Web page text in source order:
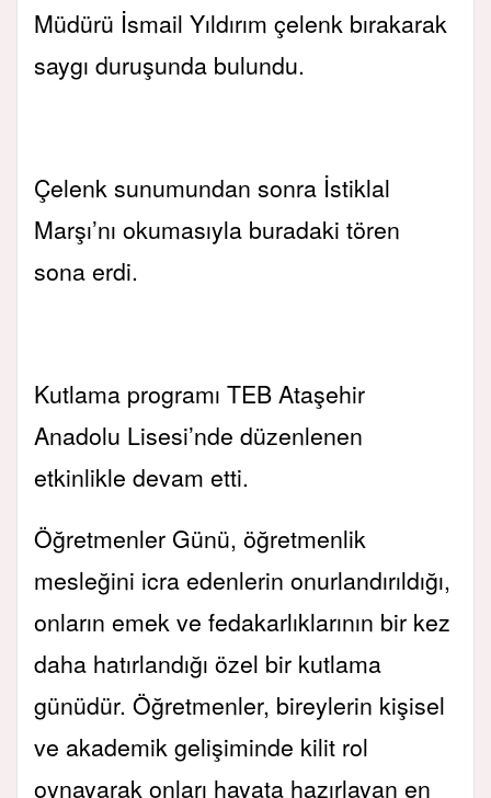
Müdürü İsmail Yıldırım çelenk bırakarak
saygı duruşunda bulundu.
Çelenk sunumundan sonra İstiklal
Marşı’nı okumasıyla buradaki tören
sona erdi.
Kutlama programı TEB Ataşehir
Anadolu Lisesi’nde düzenlenen
etkinlikle devam etti.
Öğretmenler Günü, öğretmenlik
mesleğini icra edenlerin onurlandırıldığı,
onların emek ve fedakarlıklarının bir kez
daha hatırlandığı özel bir kutlama
günüdür. Öğretmenler, bireylerin kişisel
ve akademik gelişiminde kilit rol
oynayarak onları hayata hazırlayan en